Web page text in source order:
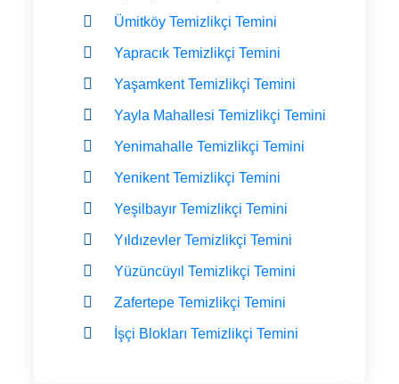
Ümitköy Temizlikçi Temini
Yapracık Temizlikçi Temini
Yaşamkent Temizlikçi Temini
Yayla Mahallesi Temizlikçi Temini
Yenimahalle Temizlikçi Temini
Yenikent Temizlikçi Temini
Yeşilbayır Temizlikçi Temini
Yıldızevler Temizlikçi Temini
Yüzüncüyıl Temizlikçi Temini
Zafertepe Temizlikçi Temini
İşçi Blokları Temizlikçi Temini